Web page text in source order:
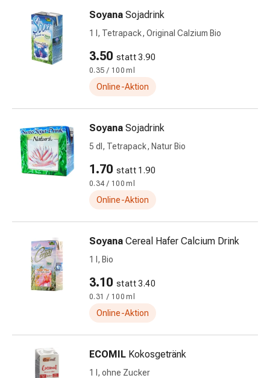
und
Augen
Ohrenbeschwerden
Ohrenpflege
Augentropfen
Augenentzündungen
Augenverbände
Augenhygiene
Herz
&
Kreislauf
Herztherapie
Kompressions-
Strümpfe
Kreislaufbeschwerden
Rauchstopp
Venenbeschwerden
Störung
Gedächtnis-
Konzentrationsstörung
&
Heuschnupfen
Soyana Sojadrink
1 l, Tetrapack, Original Calzium Bio
3.50 statt 3.90
0.35 / 100 ml
Online-Aktion
Soyana Sojadrink
5 dl, Tetrapack, Natur Bio
1.70 statt 1.90
0.34 / 100 ml
Online-Aktion
Soyana Cereal Hafer Calcium Drink
1 l, Bio
3.10 statt 3.40
0.31 / 100 ml
Online-Aktion
ECOMIL Kokosgetränk
1 l, ohne Zucker